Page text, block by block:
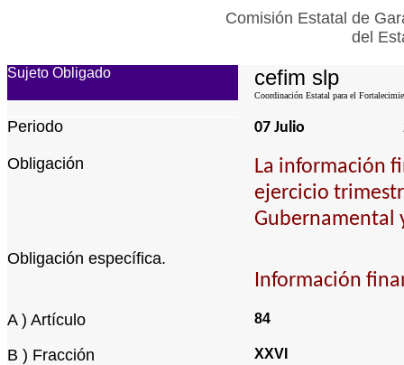
Comisión Estatal de
del
Sujeto Obligado cefim slp
Coordinación Estatal para el
Periodo 07 Julio
Obligación
La información
ejercicio
Gubernamental
Obligación específica.
Información
A ) Artículo 84
B ) Fracción XXVI